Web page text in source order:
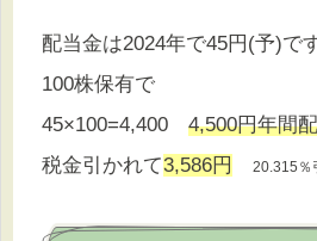
配当金は2024年で45円(予)です
100株保有で
45×100=4,400 4,500円年間
税金引かれて3,586円 20.315％